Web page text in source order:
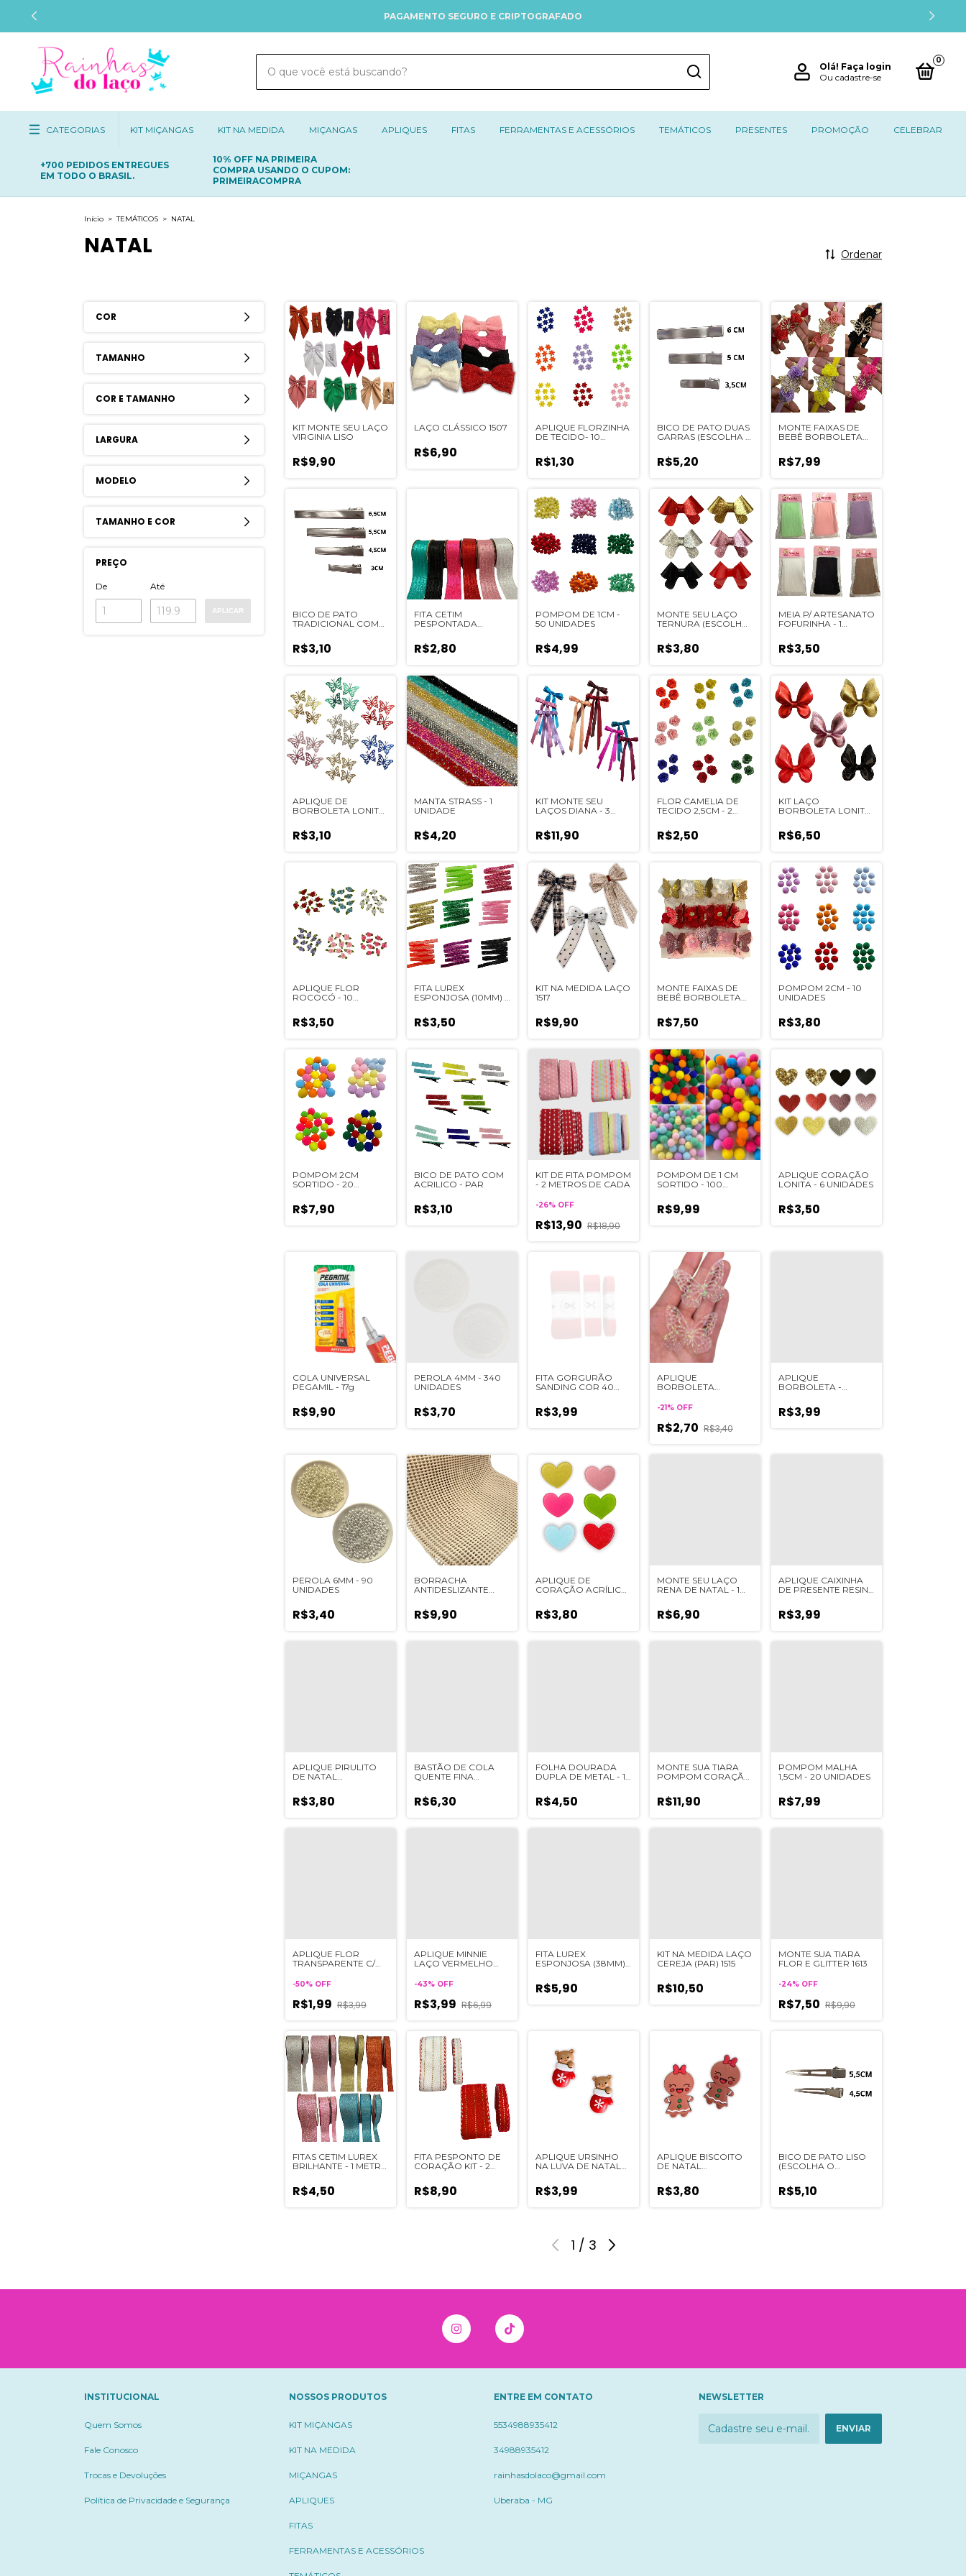
PAGAMENTO SEGURO E CRIPTOGRAFADO
Olá! Faça login
Ou cadastre-se
0
CATEGORIAS KIT MIÇANGAS KIT NA MEDIDA MIÇANGAS APLIQUES FITAS FERRAMENTAS E ACESSÓRIOS TEMÁTICOS PRESENTES PROMOÇÃO CELEBRAR
+700 PEDIDOS ENTREGUES
EM TODO O BRASIL.
10% OFF NA PRIMEIRA
COMPRA USANDO O CUPOM:
PRIMEIRACOMPRA
Início > TEMÁTICOS > NATAL
NATAL Ordenar
COR
TAMANHO
COR E TAMANHO
LARGURA
MODELO
TAMANHO E COR
PREÇO
De Até
APLICAR
KIT MONTE SEU LAÇO
VIRGINIA LISO
R$9,90
LAÇO CLÁSSICO 1507
R$6,90
APLIQUE FLORZINHA
DE TECIDO- 10
R$1,30
BICO DE PATO DUAS
GARRAS (ESCOLHA O
R$5,20
MONTE FAIXAS DE
BEBÊ BORBOLETA
R$7,99
BICO DE PATO
TRADICIONAL COM
O TAMANHO) - 10UN
R$3,10
FITA CETIM
PESPONTADA
METRO
R$2,80
POMPOM DE 1CM -
50 UNIDADES
R$4,99
MONTE SEU LAÇO
TERNURA (ESCOLHA
R$3,80
MEIA P/ ARTESANATO
FOFURINHA - 1
R$3,50
APLIQUE DE
BORBOLETA LONITA
R$3,10
MANTA STRASS - 1
UNIDADE
R$4,20
KIT MONTE SEU
LAÇOS DIANA - 3
R$11,90
FLOR CAMELIA DE
TECIDO 2,5CM - 2
R$2,50
KIT LAÇO
BORBOLETA LONITA
R$6,50
APLIQUE FLOR
ROCOCÓ - 10
R$3,50
FITA LUREX
ESPONJOSA (10MM) -
R$3,50
KIT NA MEDIDA LAÇO
1517
R$9,90
MONTE FAIXAS DE
BEBÊ BORBOLETA
R$7,50
POMPOM 2CM - 10
UNIDADES
R$3,80
POMPOM 2CM
SORTIDO - 20
R$7,90
BICO DE PATO COM
ACRILICO - PAR
R$3,10
KIT DE FITA POMPOM
- 2 METROS DE CADA
-26% OFF
R$13,90 R$18,90
POMPOM DE 1 CM
SORTIDO - 100
R$9,99
APLIQUE CORAÇÃO
LONITA - 6 UNIDADES
R$3,50
COLA UNIVERSAL
PEGAMIL - 17g
R$9,90
PEROLA 4MM - 340
UNIDADES
R$3,70
FITA GORGURÃO
SANDING COR 40
METROS
R$3,99
APLIQUE
BORBOLETA
TRANSPARENTE - 2
-21% OFF
R$2,70 R$3,40
APLIQUE
BORBOLETA -
R$3,99
PEROLA 6MM - 90
UNIDADES
R$3,40
BORRACHA
ANTIDESLIZANTE
(40CMX24CM) - 1
UNIDADE
R$9,90
APLIQUE DE
CORAÇÃO ACRÍLICO
R$3,80
MONTE SEU LAÇO
RENA DE NATAL - 1
R$6,90
APLIQUE CAIXINHA
DE PRESENTE RESINA
R$3,99
APLIQUE PIRULITO
DE NATAL
UNIDADES
R$3,80
BASTÃO DE COLA
QUENTE FINA
UNIDADE
R$6,30
FOLHA DOURADA
DUPLA DE METAL - 10
R$4,50
MONTE SUA TIARA
POMPOM CORAÇÃO
R$11,90
POMPOM MALHA
1,5CM - 20 UNIDADES
R$7,99
APLIQUE FLOR
TRANSPARENTE C/
FRUTINHAS - 2
-50% OFF
R$1,99 R$3,99
APLIQUE MINNIE
LAÇO VERMELHO
UNIDADES
-43% OFF
R$3,99 R$6,99
FITA LUREX
ESPONJOSA (38MM) -
R$5,90
KIT NA MEDIDA LAÇO
CEREJA (PAR) 1515
R$10,50
MONTE SUA TIARA
FLOR E GLITTER 1613
-24% OFF
R$7,50 R$9,90
FITAS CETIM LUREX
BRILHANTE - 1 METRO
R$4,50
FITA PESPONTO DE
CORAÇÃO KIT - 2
TAMANHO
R$8,90
APLIQUE URSINHO
NA LUVA DE NATAL
R$3,99
APLIQUE BISCOITO
DE NATAL
UNIDADES
R$3,80
BICO DE PATO LISO
(ESCOLHA O
R$5,10
1 / 3
INSTITUCIONAL
Quem Somos
Fale Conosco
Trocas e Devoluções
Política de Privacidade e Segurança
NOSSOS PRODUTOS
KIT MIÇANGAS
KIT NA MEDIDA
MIÇANGAS
APLIQUES
FITAS
FERRAMENTAS E ACESSÓRIOS
ENTRE EM CONTATO
5534988935412
34988935412
rainhasdolaco@gmail.com
Uberaba - MG
NEWSLETTER